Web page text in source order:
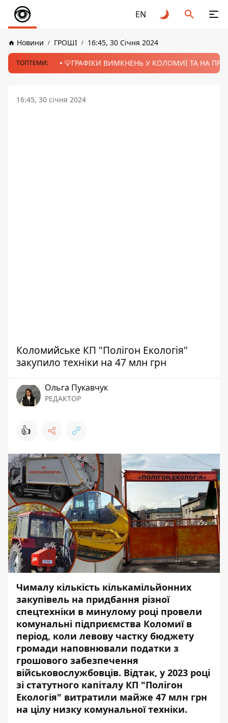
EN
Новини ГРОШІ 16:45, 30 Січня 2024
ТОПТЕМИ: 💡ГРАФІКИ ВИМКНЕНЬ У КОЛОМИЇ ТА НА
16:45, 30 січня 2024
Коломийське КП "Полігон Екологія"
закупило техніки на 47 млн грн
Ольга Пукавчук
РЕДАКТОР
👍
Чималу кількість кількамільйонних
закупівель на придбання різної
спецтехніки в минулому році провели
комунальні підприємства Коломиї в
період, коли левову частку бюджету
громади наповнювали податки з
грошового забезпечення
військовослужбовців. Відтак, у 2023 році
зі статутного капіталу КП "Полігон
Екологія" витратили майже 47 млн грн
на цілу низку комунальної техніки.